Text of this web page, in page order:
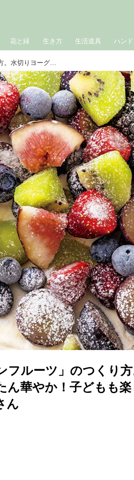
花と緑 生き方 生活道具 ハン
ひんやり「フローズンフルーツ」のつくり方。水切りヨーグルトと好みの果物でかんたん華やか！子どもも楽しいとびきりおいしいおやつ／野村友里さん
フルーツ」のつくり
ん華やか！子どもも
ん